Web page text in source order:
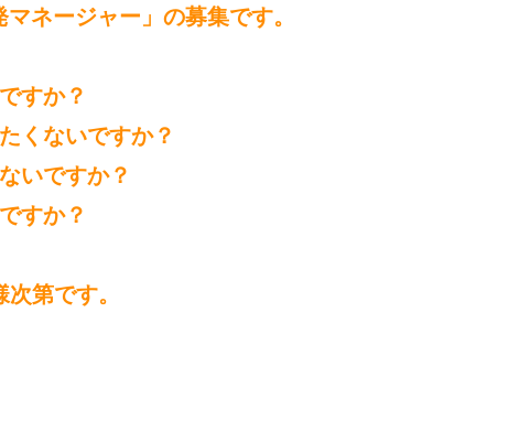
ネージャー」の募集です。
すか？
くないですか？
いですか？
すか？
第です。